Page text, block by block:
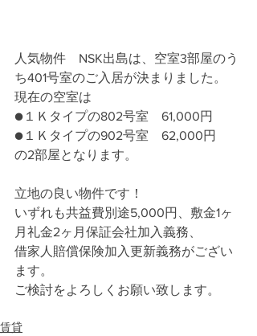
人気物件　NSK出島は、空室3部屋のう
ち401号室のご入居が決まりました。
現在の空室は
●１Ｋタイプの802号室　61,000円
●１Ｋタイプの902号室　62,000円
の2部屋となります。
立地の良い物件です！
いずれも共益費別途5,000円、敷金1ヶ
月礼金2ヶ月保証会社加入義務、
借家人賠償保険加入更新義務がござい
ます。
ご検討をよろしくお願い致します。
賃貸